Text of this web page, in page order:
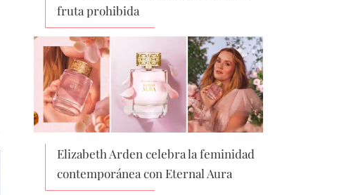
fruta prohibida
Elizabeth Arden celebra la feminidad
contemporánea con Eternal Aura